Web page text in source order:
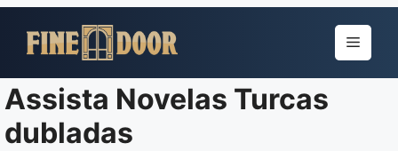
para
conteúdo
Menu
Assista Novelas Turcas
dubladas